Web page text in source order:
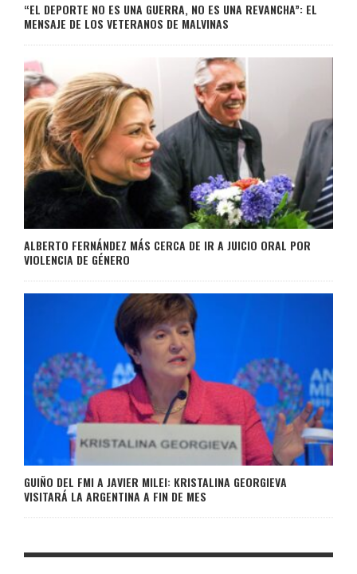
“EL DEPORTE NO ES UNA GUERRA, NO ES UNA REVANCHA”: EL
MENSAJE DE LOS VETERANOS DE MALVINAS
ALBERTO FERNÁNDEZ MÁS CERCA DE IR A JUICIO ORAL POR
VIOLENCIA DE GÉNERO
GUIÑO DEL FMI A JAVIER MILEI: KRISTALINA GEORGIEVA
VISITARÁ LA ARGENTINA A FIN DE MES